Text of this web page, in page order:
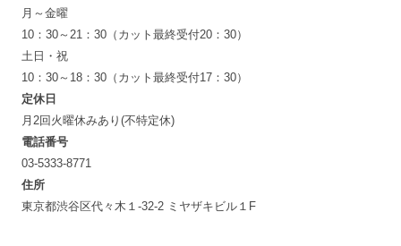
月～金曜
10：30～21：30（カット最終受付20：30）
土日・祝
10：30～18：30（カット最終受付17：30）
定休日
月2回火曜休みあり(不特定休)
電話番号
03-5333-8771
住所
東京都渋谷区代々木１-32-2 ミヤザキビル１F